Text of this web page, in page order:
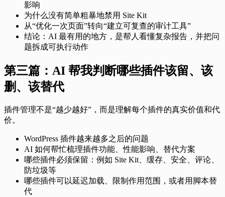
影响
为什么没有简单粗暴地禁用 Site Kit
从“优化一次页面”转向“建立可复查的审计工具”
结论：AI 最有用的地方，是帮人看懂复杂报告，并把问
题拆成可执行动作
第三篇：AI 帮我判断哪些插件该留、该
删、该替代
插件管理不是“越少越好”，而是理解每个插件的真实价值和代
价。
WordPress 插件越来越多之后的问题
AI 如何帮忙梳理插件功能、性能影响、替代方案
哪些插件必须保留：例如 Site Kit、缓存、安全、评论、
防垃圾等
哪些插件可以延迟加载、限制作用范围，或者用脚本替
代